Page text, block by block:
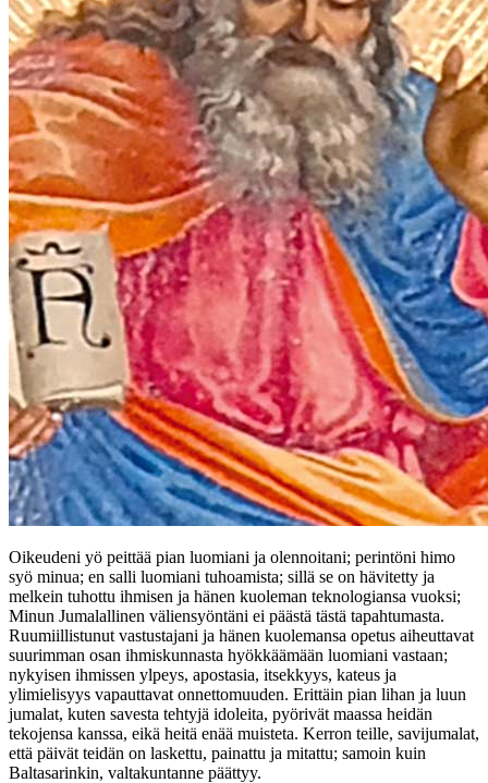
Oikeudeni yö peittää pian luomiani ja olennoitani; perintöni himo
syö minua; en salli luomiani tuhoamista; sillä se on hävitetty ja
melkein tuhottu ihmisen ja hänen kuoleman teknologiansa vuoksi;
Minun Jumalallinen väliensyöntäni ei päästä tästä tapahtumasta.
Ruumiillistunut vastustajani ja hänen kuolemansa opetus aiheuttavat
suurimman osan ihmiskunnasta hyökkäämään luomiani vastaan;
nykyisen ihmissen ylpeys, apostasia, itsekkyys, kateus ja
ylimielisyys vapauttavat onnettomuuden. Erittäin pian lihan ja luun
jumalat, kuten savesta tehtyjä idoleita, pyörivät maassa heidän
tekojensa kanssa, eikä heitä enää muisteta. Kerron teille, savijumalat,
että päivät teidän on laskettu, painattu ja mitattu; samoin kuin
Baltasarinkin, valtakuntanne päättyy.